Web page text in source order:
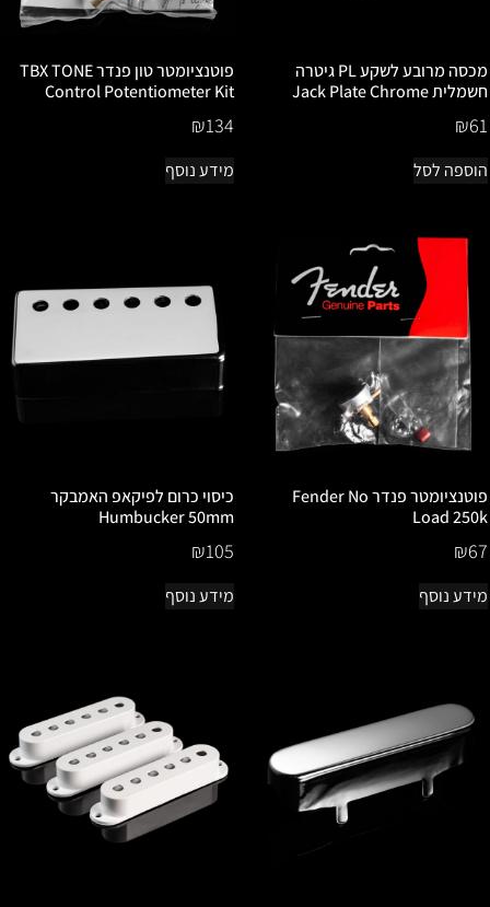
מכסה מרובע לשקע PL גיטרה
חשמלית Jack Plate Chrome
₪61
הוספה לסל
פוטנציומטר טון פנדר TBX TONE
Control Potentiometer Kit
₪134
מידע נוסף
פוטנציומטר פנדר Fender No
Load 250k
₪67
מידע נוסף
כיסוי כרום לפיקאפ האמבקר
Humbucker 50mm
₪105
מידע נוסף